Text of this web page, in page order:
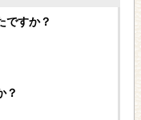
ですか？
？